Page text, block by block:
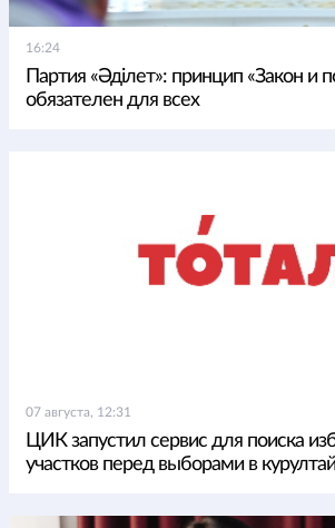
16:24
Партия «Әділет»: принцип «Закон и
обязателен для всех
07 августа, 12:31
ЦИК запустил сервис для поиска
участков перед выборами в курултай